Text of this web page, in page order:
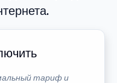
тариф и